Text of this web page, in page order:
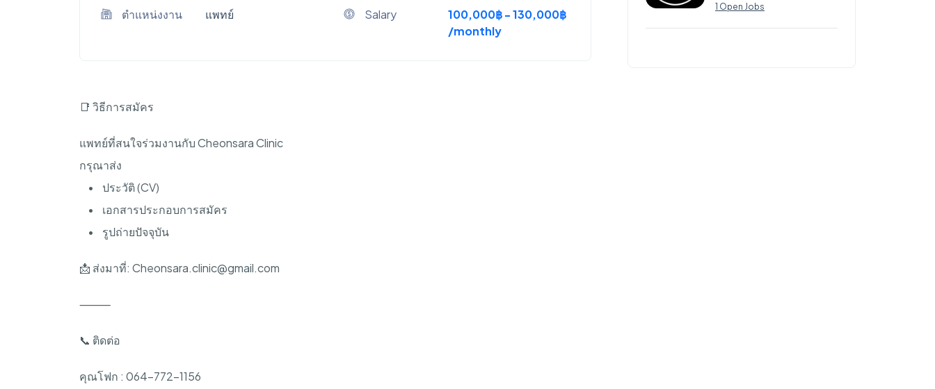
ตำแหน่งงาน แพทย์ Salary
100,000฿ - 130,000฿
/monthly
📑 วิธีการสมัคร
แพทย์ที่สนใจร่วมงานกับ Cheonsara Clinic
กรุณาส่ง
• ประวัติ (CV)
• เอกสารประกอบการสมัคร
• รูปถ่ายปัจจุบัน
📩 ส่งมาที่: Cheonsara.clinic@gmail.com
⸻
📞 ติดต่อ
คุณโฟก : 064-772-1156
1 Open Jobs